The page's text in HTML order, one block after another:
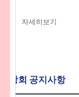
자세히보기
중앙회 공지사항